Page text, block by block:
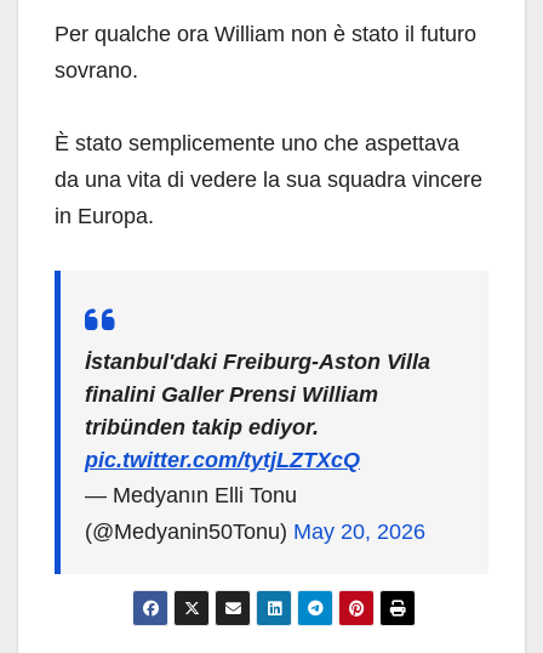
Per qualche ora William non è stato il futuro
sovrano.
È stato semplicemente uno che aspettava
da una vita di vedere la sua squadra vincere
in Europa.
İstanbul'daki Freiburg-Aston Villa
finalini Galler Prensi William
tribünden takip ediyor.
pic.twitter.com/tytjLZTXcQ
— Medyanın Elli Tonu
(@Medyanin50Tonu) May 20, 2026